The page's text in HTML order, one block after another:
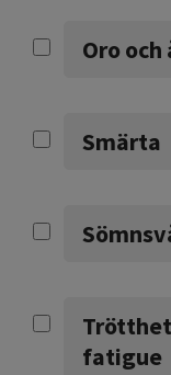
Oro
Smärta
fatigue